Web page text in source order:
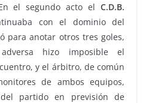
el segundo acto el C.D.B.
con el dominio del
para anotar otros tres goles,
hizo imposible el
y el árbitro, de común
de ambos equipos,
partido en previsión de